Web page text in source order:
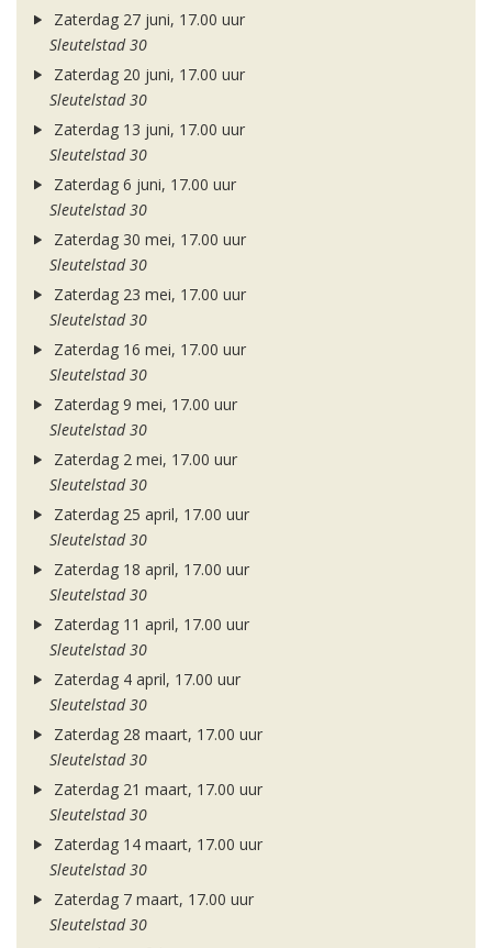
Zaterdag 27 juni, 17.00 uur
Sleutelstad 30
Zaterdag 20 juni, 17.00 uur
Sleutelstad 30
Zaterdag 13 juni, 17.00 uur
Sleutelstad 30
Zaterdag 6 juni, 17.00 uur
Sleutelstad 30
Zaterdag 30 mei, 17.00 uur
Sleutelstad 30
Zaterdag 23 mei, 17.00 uur
Sleutelstad 30
Zaterdag 16 mei, 17.00 uur
Sleutelstad 30
Zaterdag 9 mei, 17.00 uur
Sleutelstad 30
Zaterdag 2 mei, 17.00 uur
Sleutelstad 30
Zaterdag 25 april, 17.00 uur
Sleutelstad 30
Zaterdag 18 april, 17.00 uur
Sleutelstad 30
Zaterdag 11 april, 17.00 uur
Sleutelstad 30
Zaterdag 4 april, 17.00 uur
Sleutelstad 30
Zaterdag 28 maart, 17.00 uur
Sleutelstad 30
Zaterdag 21 maart, 17.00 uur
Sleutelstad 30
Zaterdag 14 maart, 17.00 uur
Sleutelstad 30
Zaterdag 7 maart, 17.00 uur
Sleutelstad 30